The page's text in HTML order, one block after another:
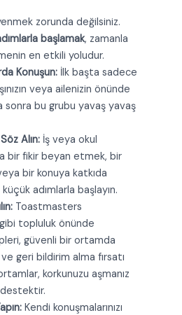
zorunda değilsiniz.
başlamak, zamanla
en etkili yoludur.
Konuşun:İlk başta sadece
veya ailenizin önünde
sonra bu grubu yavaş yavaş
Alın:İş veya okul
bir fikir beyan etmek, bir
bir konuya katkıda
adımlarla başlayın.
Toastmasters
topluluk önünde
güvenli bir ortamda
geri bildirim alma fırsatı
korkunuzu aşmanız
Kendi konuşmalarınızı